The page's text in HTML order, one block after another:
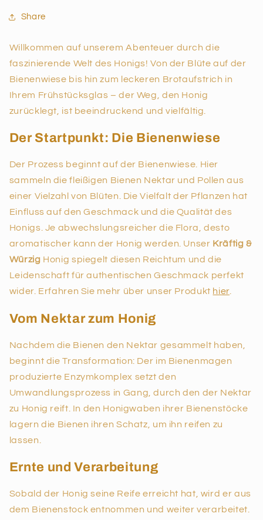
Share
Willkommen auf unserem Abenteuer durch die
faszinierende Welt des Honigs! Von der Blüte auf der
Bienenwiese bis hin zum leckeren Brotaufstrich in
Ihrem Frühstücksglas – der Weg, den Honig
zurücklegt, ist beeindruckend und vielfältig.
Der Startpunkt: Die Bienenwiese
Der Prozess beginnt auf der Bienenwiese. Hier
sammeln die fleißigen Bienen Nektar und Pollen aus
einer Vielzahl von Blüten. Die Vielfalt der Pflanzen hat
Einfluss auf den Geschmack und die Qualität des
Honigs. Je abwechslungsreicher die Flora, desto
aromatischer kann der Honig werden. Unser Kräftig &
Würzig Honig spiegelt diesen Reichtum und die
Leidenschaft für authentischen Geschmack perfekt
wider. Erfahren Sie mehr über unser Produkt hier.
Vom Nektar zum Honig
Nachdem die Bienen den Nektar gesammelt haben,
beginnt die Transformation: Der im Bienenmagen
produzierte Enzymkomplex setzt den
Umwandlungsprozess in Gang, durch den der Nektar
zu Honig reift. In den Honigwaben ihrer Bienenstöcke
lagern die Bienen ihren Schatz, um ihn reifen zu
lassen.
Ernte und Verarbeitung
Sobald der Honig seine Reife erreicht hat, wird er aus
dem Bienenstock entnommen und weiter verarbeitet.